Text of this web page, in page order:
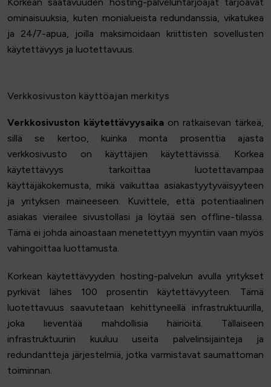
Korkean saatavuuden hosting-palveluntarjoajat tarjoavat
ominaisuuksia, kuten monialueista redundanssia, vikatukea
ja 24/7-apua, joilla maksimoidaan kriittisten sovellusten
käytettävyys ja luotettavuus.
Verkkosivuston käyttöajan merkitys
Verkkosivuston käytettävyysaika on ratkaisevan tärkeä,
sillä se kertoo, kuinka monta prosenttia ajasta
verkkosivusto on käyttäjien käytettävissä. Korkea
käytettävyys tarkoittaa luotettavampaa
käyttäjäkokemusta, mikä vaikuttaa asiakastyytyväisyyteen
ja yrityksen maineeseen. Kuvittele, että potentiaalinen
asiakas vierailee sivustollasi ja löytää sen offline-tilassa.
Tämä ei johda ainoastaan menetettyyn myyntiin vaan myös
vahingoittaa luottamusta.
Korkean käytettävyyden hosting-palvelun avulla yritykset
pyrkivät lähes 100 prosentin käytettävyyteen. Tämä
luotettavuus saavutetaan kehittyneellä infrastruktuurilla,
joka lieventää mahdollisia häiriöitä. Tällaiseen
infrastruktuuriin kuuluu useita palvelinsijainteja ja
redundantteja järjestelmiä, jotka varmistavat saumattoman
toiminnan.